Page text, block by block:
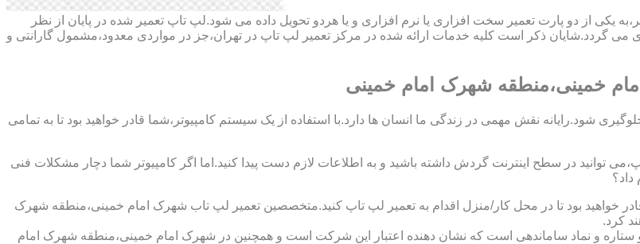
از دو پارت تعمیر سخت افزاری یا نرم افزاری و یا هردو تحویل داده می شود.لپ تاپ تعمیر شده در پایان از نظر
ذکر است کلیه خدمات ارائه شده در مرکز تعمیر لپ تاپ در تهران،جز در مواردی معدود،مشمول گارانتی و
خمینی،منطقه شهرک امام خمینی
شود.رایانه نقش مهمی در زندگی ما انسان ها دارد.با استفاده از یک سیستم کامپیوتر،شما قادر خواهید بود تا به تمامی
توانید در سطح اینترنت گردش داشته باشید و به اطلاعات لازم دست پیدا کنید.اما اگر کامپیوتر شما دچار مشکلات فنی
داد؟
خواهید بود تا در محل کار/منزل اقدام به تعمیر لپ تاپ کنید.متخصصین تعمیر لپ تاب شهرک امام خمینی،منطقه شهرک
کرد.
و نماد ساماندهی است که نشان دهنده اعتبار این شرکت است و همچنین در شهرک امام خمینی،منطقه شهرک امام